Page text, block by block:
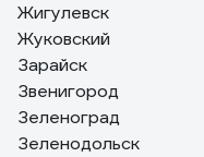
Жигулевск
Жуковский
Зарайск
Звенигород
Зеленоград
Зеленодольск